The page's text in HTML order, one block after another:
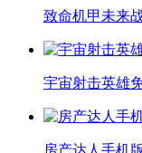
致命机甲未来
宇宙射击英雄
房产达人手机